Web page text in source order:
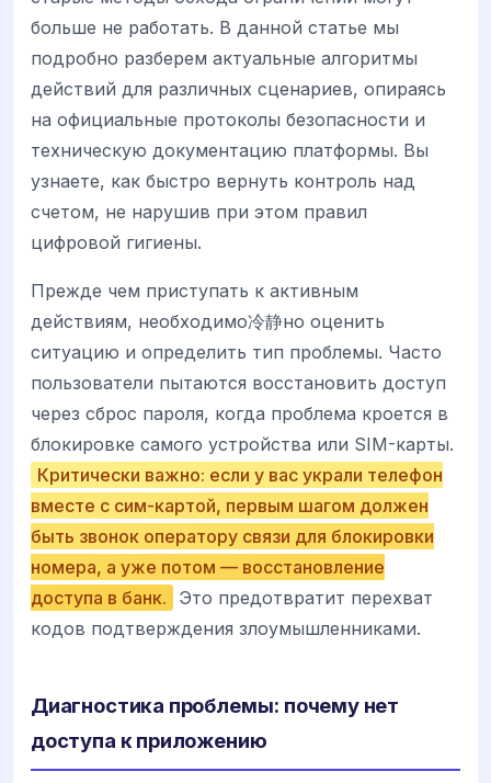
больше не работать. В данной статье мы
подробно разберем актуальные алгоритмы
действий для различных сценариев, опираясь
на официальные протоколы безопасности и
техническую документацию платформы. Вы
узнаете, как быстро вернуть контроль над
счетом, не нарушив при этом правил
цифровой гигиены.
Прежде чем приступать к активным
действиям, необходимо冷静но оценить
ситуацию и определить тип проблемы. Часто
пользователи пытаются восстановить доступ
через сброс пароля, когда проблема кроется в
блокировке самого устройства или SIM-карты.
Критически важно: если у вас украли телефон
вместе с сим-картой, первым шагом должен
быть звонок оператору связи для блокировки
номера, а уже потом — восстановление
доступа в банк.
Это предотвратит перехват
кодов подтверждения злоумышленниками.
Диагностика проблемы: почему нет
доступа к приложению